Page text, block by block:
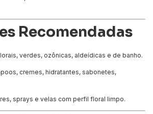
Recomendadas
verdes, ozônicas, aldeídicas e de banho.
cremes, hidratantes, sabonetes,
sprays e velas com perfil floral limpo.